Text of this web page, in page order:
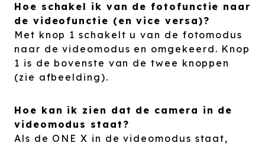
Hoe schakel ik van de fotofunctie naar
de videofunctie (en vice versa)?
Met knop 1 schakelt u van de fotomodus
naar de videomodus en omgekeerd. Knop
1 is de bovenste van de twee knoppen
(zie afbeelding).
Hoe kan ik zien dat de camera in de
videomodus staat?
Als de ONE X in de videomodus staat,